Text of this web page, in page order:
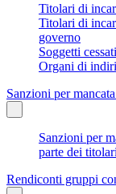
Titolari di
Titolari di
governo
Soggetti
Organi di
Sanzioni per
Sanzioni per
parte dei
Rendiconti gruppi